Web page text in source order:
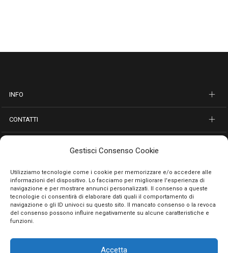
Gestisci Consenso Cookie
Utilizziamo tecnologie come i cookie per memorizzare e/o accedere alle
informazioni del dispositivo. Lo facciamo per migliorare l'esperienza di
navigazione e per mostrare annunci personalizzati. Il consenso a queste
tecnologie ci consentirà di elaborare dati quali il comportamento di
navigazione o gli ID univoci su questo sito. Il mancato consenso o la revoca
del consenso possono influire negativamente su alcune caratteristiche e
funzioni.
Accetta
INFO
CONTATTI
PAGAMENTI SICURI